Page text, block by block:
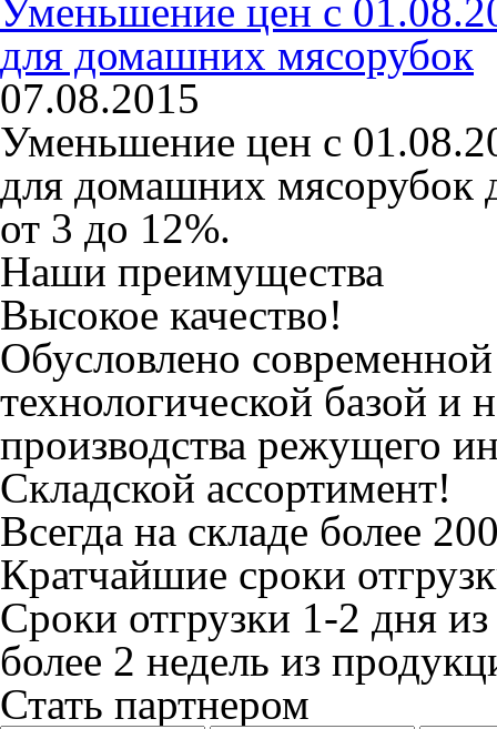
Уменьшение цен с
для домашних мясорубок
07.08.2015
Уменьшение цен с
для домашних мясорубок
от 3 до 12%.
Наши преимущества
Высокое качество!
Обусловлено
технологической базой
производства режущего
Складской ассортимент!
Всегда на складе более
Кратчайшие сроки
Сроки отгрузки 1-2 дня
более 2 недель из
Стать партнером